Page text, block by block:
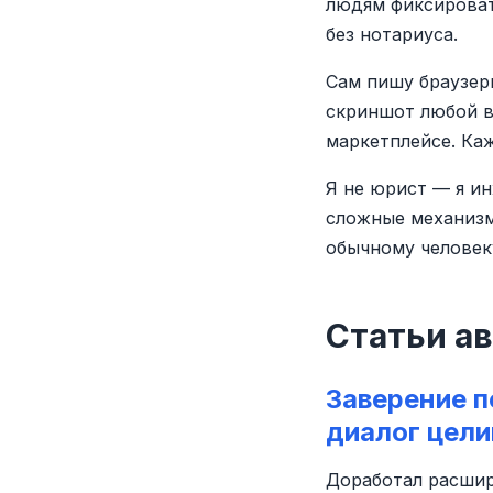
людям
без нотариуса.
Сам пишу
скриншот любой
маркетплейсе.
Я не юрист — я
сложные
обычному
Статьи
Заверение
диалог
Доработал